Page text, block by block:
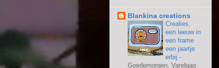
Blankina creations
Crealies,
een leeuw in
een frame
een jaartje
erbij -
Goedemorgen, Vandaag